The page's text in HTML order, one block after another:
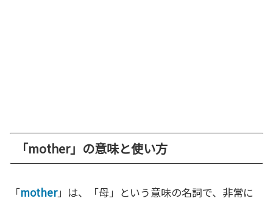
「mother」の意味と使い方
「mother」は、「母」という意味の名詞で、非常に